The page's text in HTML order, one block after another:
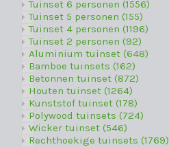
Tuinset 6 personen(1556)
Tuinset 5 personen(155)
Tuinset 4 personen(1196)
Tuinset 2 personen(92)
Aluminium tuinset(648)
Bamboe tuinsets(162)
Betonnen tuinset(872)
Houten tuinset(1264)
Kunststof tuinset(178)
Polywood tuinsets(724)
Wicker tuinset(546)
Rechthoekige tuinsets(1769)